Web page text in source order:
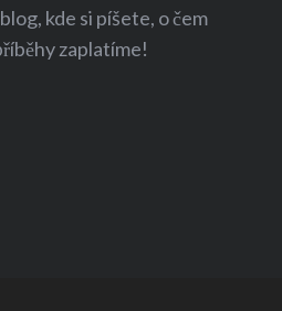
kde si píšete, o čem
zaplatíme!